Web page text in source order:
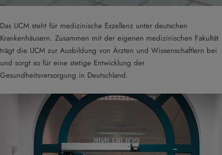
Das UCM steht für medizinische Exzellenz unter deutschen
Krankenhäusern. Zusammen mit der eigenen medizinischen Fakultät
trägt die UCM zur Ausbildung von Ärzten und Wissenschaftlern bei
und sorgt so für eine stetige Entwicklung der
Gesundheitsversorgung in Deutschland.